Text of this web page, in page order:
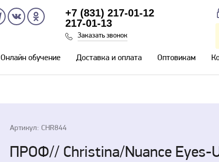
+7 (831) 217-01-12
217-01-13
Заказать звонок
Онлайн обучение Доставка и оплата Оптовикам
Артикул: CHR844
ПРОФ// Christina/Nuance Eyes-